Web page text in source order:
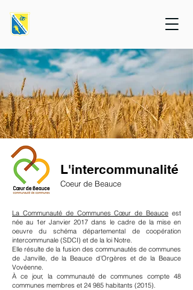
L'intercommunalité
Coeur de Beauce
La Communauté de Communes Cœur de Beauce est
née au 1er Janvier 2017 dans le cadre de la mise en
oeuvre du schéma départemental de coopération
intercommunale (SDCI) et de la loi Notre.
Elle résulte de la fusion des communautés de communes
de Janville, de la Beauce d'Orgères et de la Beauce
Vovéenne.
À ce jour, la communauté de communes compte 48
communes membres et 24 985 habitants (2015).